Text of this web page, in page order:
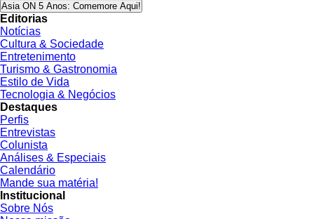
Asia ON 5 Anos: Comemore Aqui!
Editorias
Notícias
Cultura & Sociedade
Entretenimento
Turismo & Gastronomia
Estilo de Vida
Tecnologia & Negócios
Destaques
Perfis
Entrevistas
Colunista
Análises & Especiais
Calendário
Mande sua matéria!
Institucional
Sobre Nós